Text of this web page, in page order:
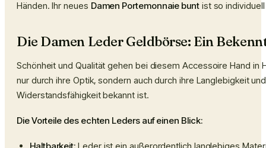
Händen. Ihr neues Damen Portemonnaie buntist so
Die Damen Leder Geldbörse: Ein
Schönheit und Qualität gehen bei diesem Accessoire Hand
nur durch ihre Optik, sondern auch durch ihre Langlebigkeit
Widerstandsfähigkeit bekannt ist.
Die Vorteile des echten Leders auf einen Blick: